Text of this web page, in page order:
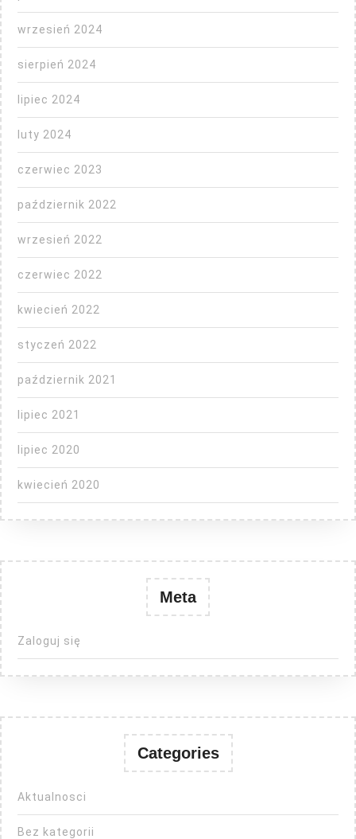
wrzesień 2024
sierpień 2024
lipiec 2024
luty 2024
czerwiec 2023
październik 2022
wrzesień 2022
czerwiec 2022
kwiecień 2022
styczeń 2022
październik 2021
lipiec 2021
lipiec 2020
kwiecień 2020
Meta
Zaloguj się
Categories
Aktualnosci
Bez kategorii